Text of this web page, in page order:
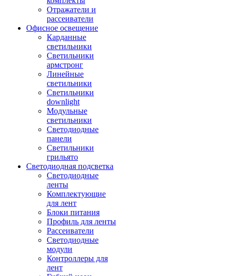
Отражатели и
рассеиватели
Офисное освещение
Карданные
светильники
Светильники
армстронг
Линейные
светильники
Светильники
downlight
Модульные
светильники
Светодиодные
панели
Светильники
грильято
Светодиодная подсветка
Светодиодные
ленты
Комплектующие
для лент
Блоки питания
Профиль для ленты
Рассеиватели
Светодиодные
модули
Контроллеры для
лент